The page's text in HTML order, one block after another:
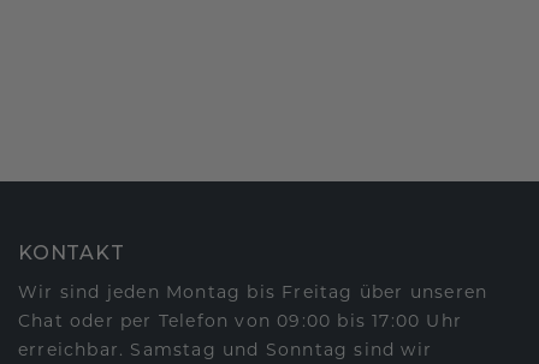
KONTAKT
Wir sind jeden Montag bis Freitag über unseren
Chat oder per Telefon von 09:00 bis 17:00 Uhr
erreichbar. Samstag und Sonntag sind wir